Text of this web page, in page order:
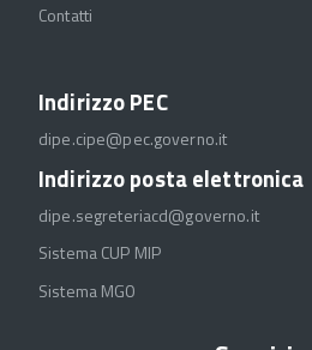
Contatti
Indirizzo PEC
dipe.cipe@pec.governo.it
Indirizzo posta elettronica
dipe.segreteriacd@governo.it
Sistema CUP MIP
Sistema MGO